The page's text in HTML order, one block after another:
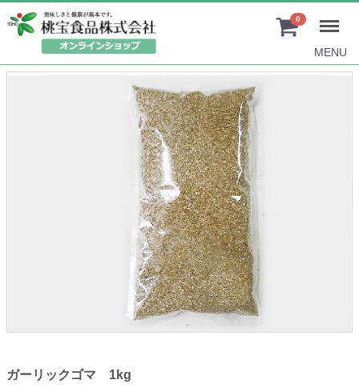
0
MENU
ガーリックゴマ 1kg